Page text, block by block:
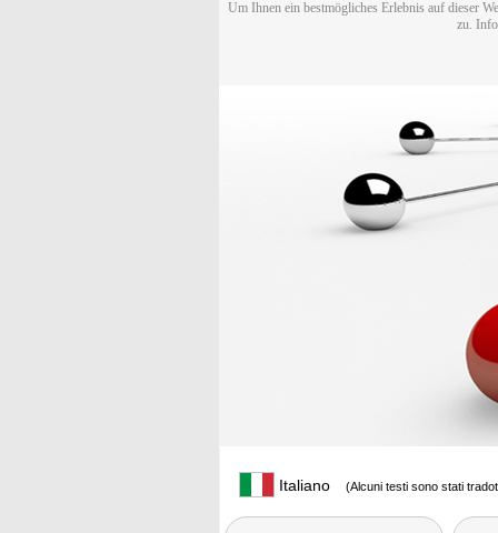
Um Ihnen ein bestmögliches Erlebnis auf dieser
zu.
Italiano (Alcuni testi sono stati